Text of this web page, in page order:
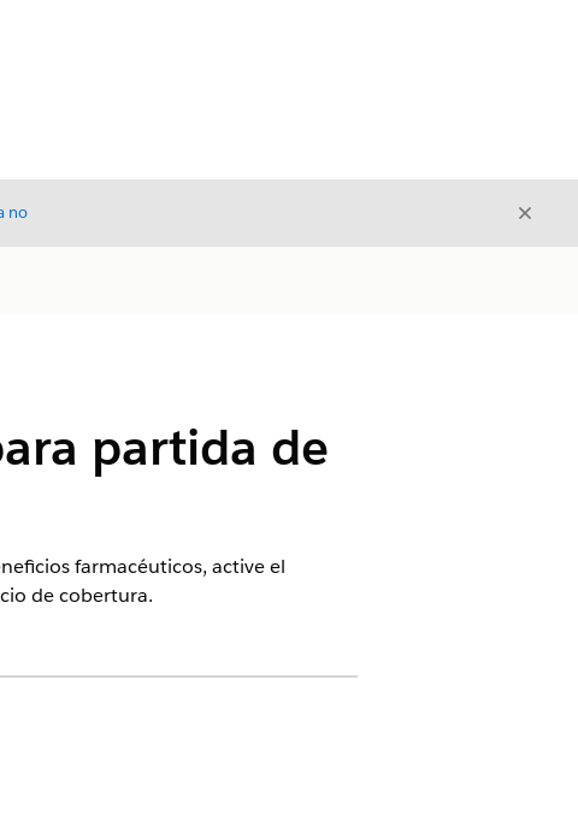
no Cerrar
partida de
farmacéuticos, active el
de cobertura.